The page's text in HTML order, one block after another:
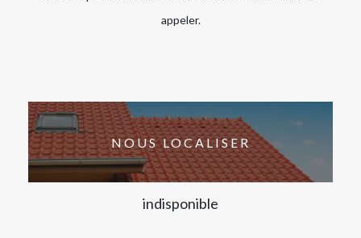
appeler.
NOUS LOCALISER
indisponible